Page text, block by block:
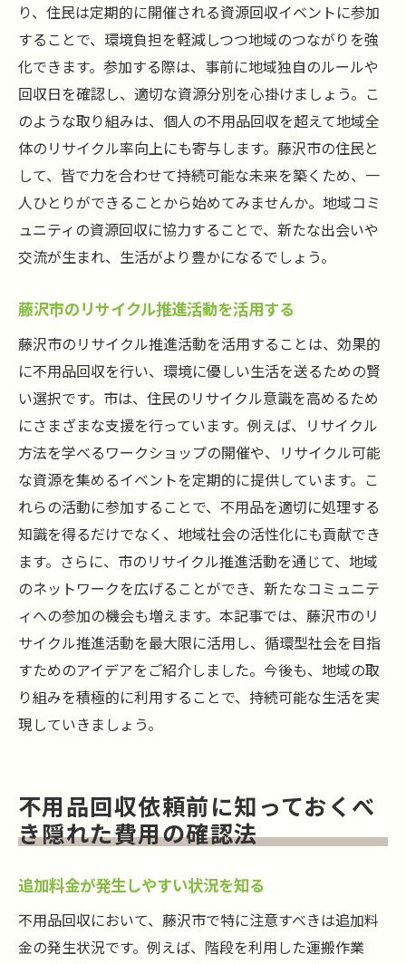
り、住民は定期的に開催される資源回収イベントに参加
することで、環境負担を軽減しつつ地域のつながりを強
化できます。参加する際は、事前に地域独自のルールや
回収日を確認し、適切な資源分別を心掛けましょう。こ
のような取り組みは、個人の不用品回収を超えて地域全
体のリサイクル率向上にも寄与します。藤沢市の住民と
して、皆で力を合わせて持続可能な未来を築くため、一
人ひとりができることから始めてみませんか。地域コミ
ュニティの資源回収に協力することで、新たな出会いや
交流が生まれ、生活がより豊かになるでしょう。
藤沢市のリサイクル推進活動を活用する
藤沢市のリサイクル推進活動を活用することは、効果的
に不用品回収を行い、環境に優しい生活を送るための賢
い選択です。市は、住民のリサイクル意識を高めるため
にさまざまな支援を行っています。例えば、リサイクル
方法を学べるワークショップの開催や、リサイクル可能
な資源を集めるイベントを定期的に提供しています。こ
れらの活動に参加することで、不用品を適切に処理する
知識を得るだけでなく、地域社会の活性化にも貢献でき
ます。さらに、市のリサイクル推進活動を通じて、地域
のネットワークを広げることができ、新たなコミュニテ
ィへの参加の機会も増えます。本記事では、藤沢市のリ
サイクル推進活動を最大限に活用し、循環型社会を目指
すためのアイデアをご紹介しました。今後も、地域の取
り組みを積極的に利用することで、持続可能な生活を実
現していきましょう。
不用品回収依頼前に知っておくべ
き隠れた費用の確認法
追加料金が発生しやすい状況を知る
不用品回収において、藤沢市で特に注意すべきは追加料
金の発生状況です。例えば、階段を利用した運搬作業